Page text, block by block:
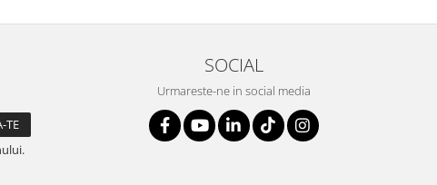
SOCIAL
Urmareste-ne in social media